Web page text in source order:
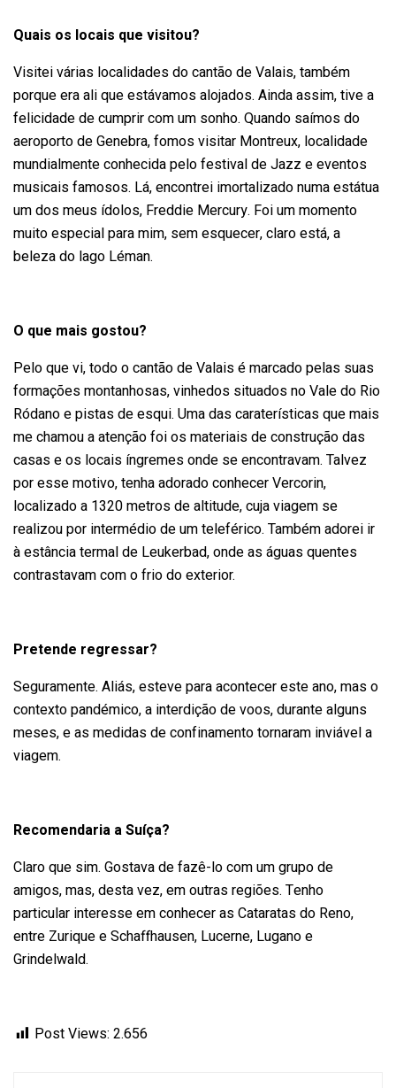
Quais os locais que visitou?
Visitei várias localidades do cantão de Valais, também
porque era ali que estávamos alojados. Ainda assim, tive a
felicidade de cumprir com um sonho. Quando saímos do
aeroporto de Genebra, fomos visitar Montreux, localidade
mundialmente conhecida pelo festival de Jazz e eventos
musicais famosos. Lá, encontrei imortalizado numa estátua
um dos meus ídolos, Freddie Mercury. Foi um momento
muito especial para mim, sem esquecer, claro está, a
beleza do lago Léman.
O que mais gostou?
Pelo que vi, todo o cantão de Valais é marcado pelas suas
formações montanhosas, vinhedos situados no Vale do Rio
Ródano e pistas de esqui. Uma das caraterísticas que mais
me chamou a atenção foi os materiais de construção das
casas e os locais íngremes onde se encontravam. Talvez
por esse motivo, tenha adorado conhecer Vercorin,
localizado a 1320 metros de altitude, cuja viagem se
realizou por intermédio de um teleférico. Também adorei ir
à estância termal de Leukerbad, onde as águas quentes
contrastavam com o frio do exterior.
Pretende regressar?
Seguramente. Aliás, esteve para acontecer este ano, mas o
contexto pandémico, a interdição de voos, durante alguns
meses, e as medidas de confinamento tornaram inviável a
viagem.
Recomendaria a Suíça?
Claro que sim. Gostava de fazê-lo com um grupo de
amigos, mas, desta vez, em outras regiões. Tenho
particular interesse em conhecer as Cataratas do Reno,
entre Zurique e Schaffhausen, Lucerne, Lugano e
Grindelwald.
Post Views: 2.656